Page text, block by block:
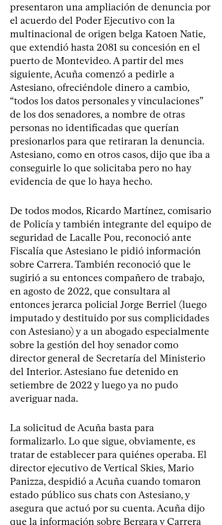
presentaron una ampliación de denuncia por
el acuerdo del Poder Ejecutivo con la
multinacional de origen belga Katoen Natie,
que extendió hasta 2081 su concesión en el
puerto de Montevideo. A partir del mes
siguiente, Acuña comenzó a pedirle a
Astesiano, ofreciéndole dinero a cambio,
“todos los datos personales y vinculaciones”
de los dos senadores, a nombre de otras
personas no identificadas que querían
presionarlos para que retiraran la denuncia.
Astesiano, como en otros casos, dijo que iba a
conseguirle lo que solicitaba pero no hay
evidencia de que lo haya hecho.
De todos modos, Ricardo Martínez, comisario
de Policía y también integrante del equipo de
seguridad de Lacalle Pou, reconoció ante
Fiscalía que Astesiano le pidió información
sobre Carrera. También reconoció que le
sugirió a su entonces compañero de trabajo,
en agosto de 2022, que consultara al
entonces jerarca policial Jorge Berriel (luego
imputado y destituido por sus complicidades
con Astesiano) y a un abogado especialmente
sobre la gestión del hoy senador como
director general de Secretaría del Ministerio
del Interior. Astesiano fue detenido en
setiembre de 2022 y luego ya no pudo
averiguar nada.
La solicitud de Acuña basta para
formalizarlo. Lo que sigue, obviamente, es
tratar de establecer para quiénes operaba. El
director ejecutivo de Vertical Skies, Mario
Panizza, despidió a Acuña cuando tomaron
estado público sus chats con Astesiano, y
asegura que actuó por su cuenta. Acuña dijo
que la información sobre Bergara y Carrera